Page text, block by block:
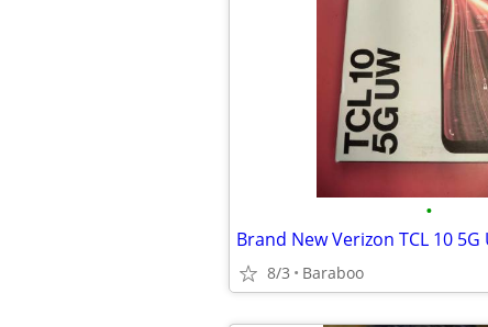
•
Brand New Verizon TCL 10 5G
8/3 Baraboo